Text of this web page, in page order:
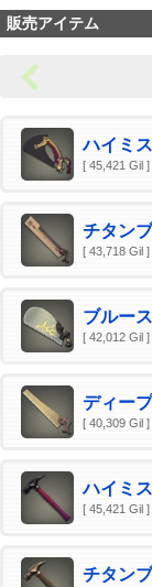
販売アイテム
ハイミ
[ 45,421 Gil
チタン
[ 43,718 Gil
ブルー
[ 42,012 Gil
ディー
[ 40,309 Gil
ハイミ
[ 45,421 Gil
チタン